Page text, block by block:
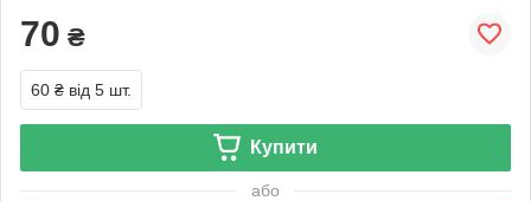
70 ₴
60 ₴ від 5 шт.
Купити
або